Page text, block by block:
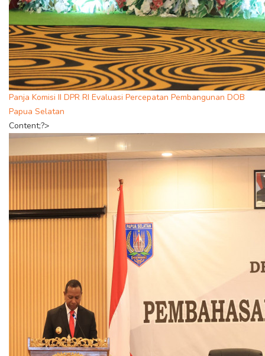
Panja Komisi II DPR RI Evaluasi Percepatan Pembangunan DOB
Papua Selatan
Content;?>